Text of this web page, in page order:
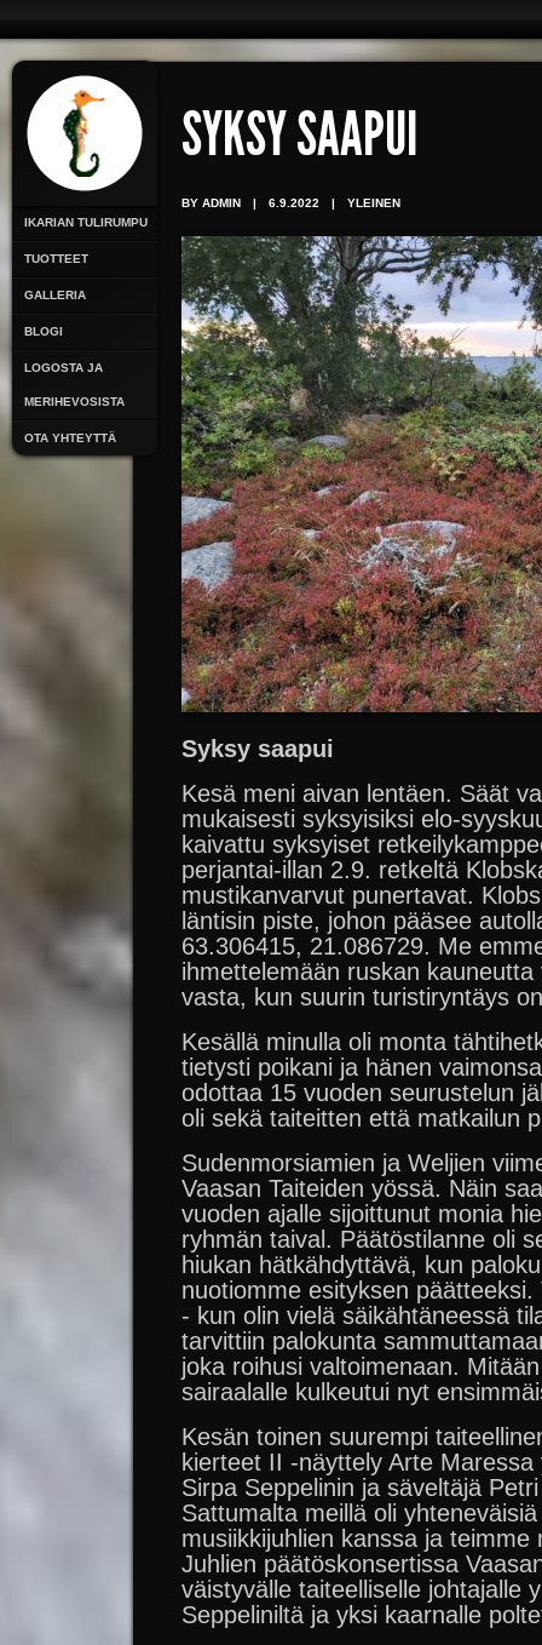
IKARIAN TULIRUMPU
TUOTTEET
GALLERIA
BLOGI
LOGOSTA JA
MERIHEVOSISTA
OTA YHTEYTTÄ
SYKSY SAAPUI
BY ADMIN | 6.9.2022 | YLEINEN
Syksy saapui
Kesä meni aivan lentäen. Säät
mukaisesti syksyisiksi elo-
kaivattu syksyiset
perjantai-illan 2.9. retkeltä
mustikanvarvut punertavat.
läntisin piste, johon pääsee
63.306415, 21.086729. Me
ihmettelemään ruskan
vasta, kun suurin turistiryntäys
Kesällä minulla oli monta
tietysti poikani ja hänen
odottaa 15 vuoden seurustelun
oli sekä taiteitten että matkailun
Sudenmorsiamien ja Weljien
Vaasan Taiteiden yössä. Näin
vuoden ajalle sijoittunut monia
ryhmän taival. Päätöstilanne oli
hiukan hätkähdyttävä, kun
nuotiomme esityksen
- kun olin vielä säikähtäneessä
tarvittiin palokunta
joka roihusi valtoimenaan.
sairaalalle kulkeutui nyt
Kesän toinen suurempi
kierteet II -näyttely Arte
Sirpa Seppelinin ja säveltäjä
Sattumalta meillä oli
musiikkijuhlien kanssa ja
Juhlien päätöskonsertissa
väistyvälle taiteelliselle johtajalle
Seppeliniltä ja yksi kaarnalle